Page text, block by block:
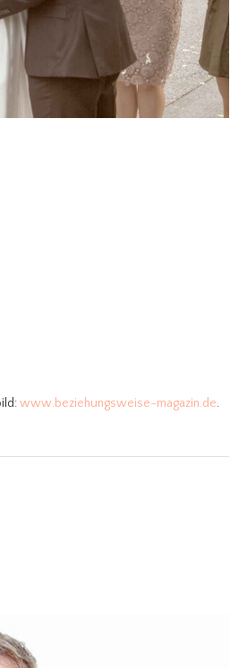
www.beziehungsweise-magazin.de.